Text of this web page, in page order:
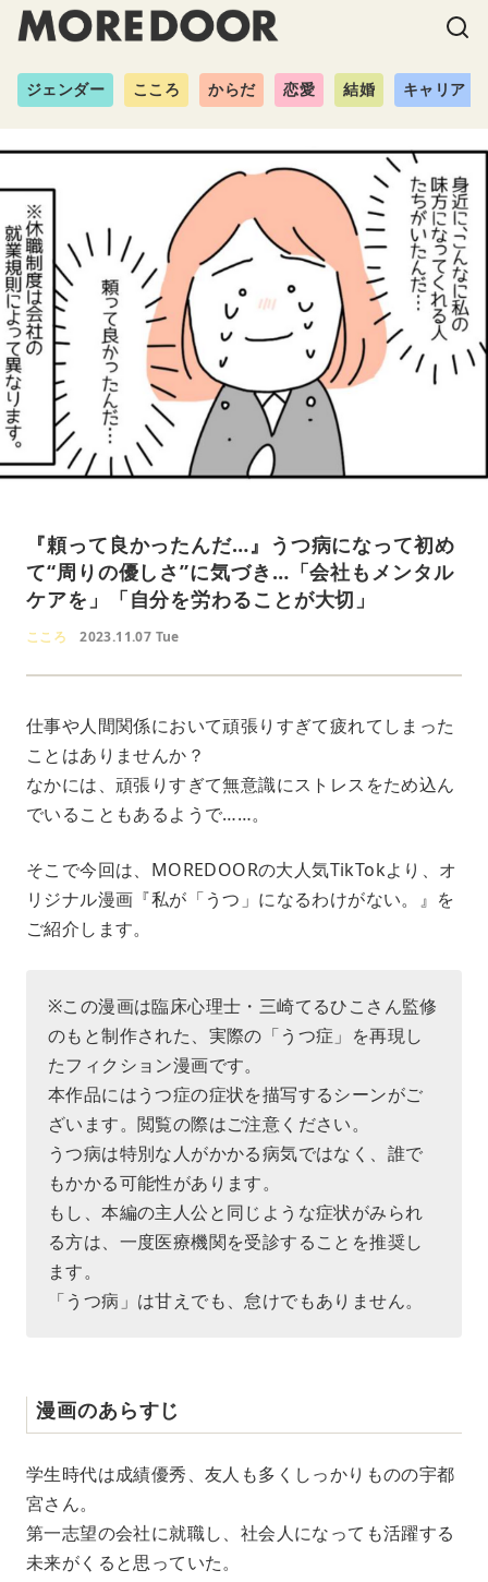
ジェンダー こころ からだ 恋愛 結婚 キャリア
『頼って良かったんだ…』うつ病になって初め
て“周りの優しさ”に気づき…「会社もメンタル
ケアを」「自分を労わることが大切」
こころ 2023.11.07 Tue
仕事や人間関係において頑張りすぎて疲れてしまった
ことはありませんか？
なかには、頑張りすぎて無意識にストレスをため込ん
でいることもあるようで……。
そこで今回は、MOREDOORの大人気TikTokより、オ
リジナル漫画『私が「うつ」になるわけがない。』を
ご紹介します。
※この漫画は臨床心理士・三崎てるひこさん監修
のもと制作された、実際の「うつ症」を再現し
たフィクション漫画です。
本作品にはうつ症の症状を描写するシーンがご
ざいます。閲覧の際はご注意ください。
うつ病は特別な人がかかる病気ではなく、誰で
もかかる可能性があります。
もし、本編の主人公と同じような症状がみられ
る方は、一度医療機関を受診することを推奨し
ます。
「うつ病」は甘えでも、怠けでもありません。
漫画のあらすじ
学生時代は成績優秀、友人も多くしっかりものの宇都
宮さん。
第一志望の会社に就職し、社会人になっても活躍する
未来がくると思っていた。